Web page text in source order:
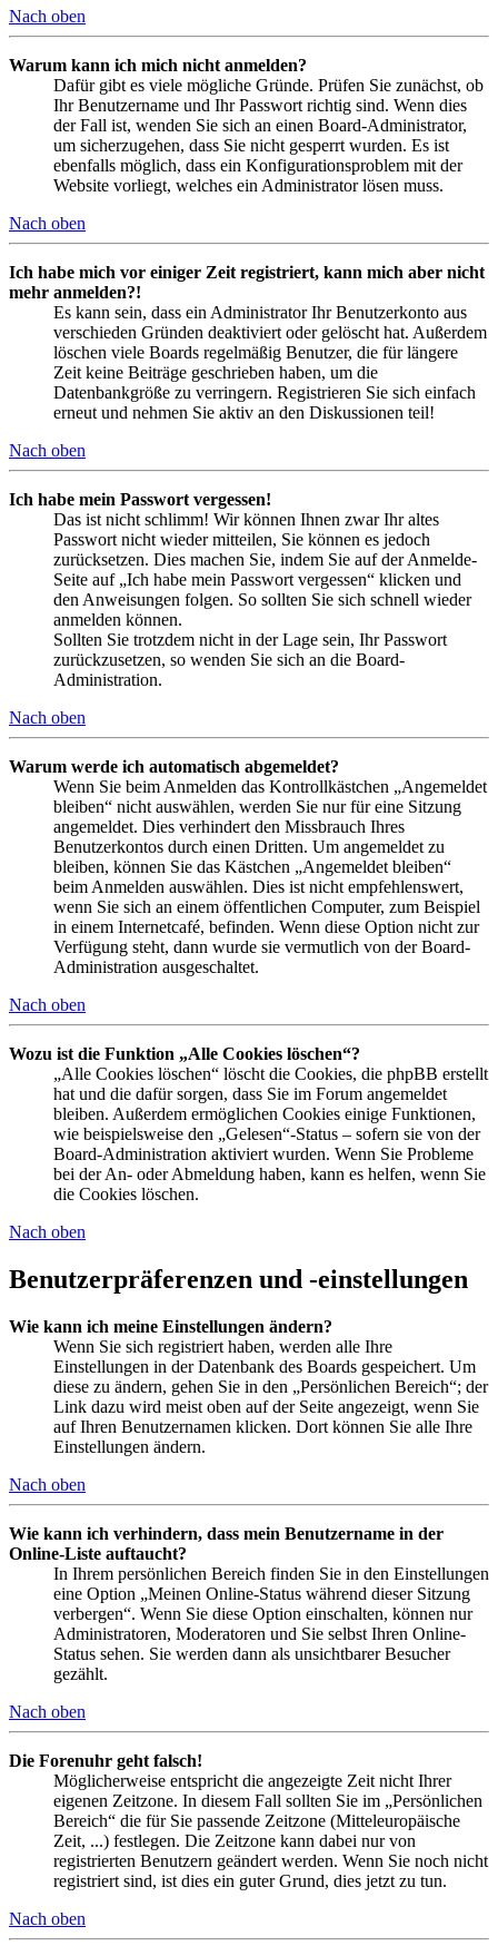
Nach oben
Warum kann ich mich nicht anmelden?
Dafür gibt es viele mögliche Gründe. Prüfen Sie zunächst, ob
Ihr Benutzername und Ihr Passwort richtig sind. Wenn dies
der Fall ist, wenden Sie sich an einen Board-Administrator,
um sicherzugehen, dass Sie nicht gesperrt wurden. Es ist
ebenfalls möglich, dass ein Konfigurationsproblem mit der
Website vorliegt, welches ein Administrator lösen muss.
Nach oben
Ich habe mich vor einiger Zeit registriert, kann mich aber nicht
mehr anmelden?!
Es kann sein, dass ein Administrator Ihr Benutzerkonto aus
verschieden Gründen deaktiviert oder gelöscht hat. Außerdem
löschen viele Boards regelmäßig Benutzer, die für längere
Zeit keine Beiträge geschrieben haben, um die
Datenbankgröße zu verringern. Registrieren Sie sich einfach
erneut und nehmen Sie aktiv an den Diskussionen teil!
Nach oben
Ich habe mein Passwort vergessen!
Das ist nicht schlimm! Wir können Ihnen zwar Ihr altes
Passwort nicht wieder mitteilen, Sie können es jedoch
zurücksetzen. Dies machen Sie, indem Sie auf der Anmelde-
Seite auf „Ich habe mein Passwort vergessen“ klicken und
den Anweisungen folgen. So sollten Sie sich schnell wieder
anmelden können.
Sollten Sie trotzdem nicht in der Lage sein, Ihr Passwort
zurückzusetzen, so wenden Sie sich an die Board-
Administration.
Nach oben
Warum werde ich automatisch abgemeldet?
Wenn Sie beim Anmelden das Kontrollkästchen „Angemeldet
bleiben“ nicht auswählen, werden Sie nur für eine Sitzung
angemeldet. Dies verhindert den Missbrauch Ihres
Benutzerkontos durch einen Dritten. Um angemeldet zu
bleiben, können Sie das Kästchen „Angemeldet bleiben“
beim Anmelden auswählen. Dies ist nicht empfehlenswert,
wenn Sie sich an einem öffentlichen Computer, zum Beispiel
in einem Internetcafé, befinden. Wenn diese Option nicht zur
Verfügung steht, dann wurde sie vermutlich von der Board-
Administration ausgeschaltet.
Nach oben
Wozu ist die Funktion „Alle Cookies löschen“?
„Alle Cookies löschen“ löscht die Cookies, die phpBB erstellt
hat und die dafür sorgen, dass Sie im Forum angemeldet
bleiben. Außerdem ermöglichen Cookies einige Funktionen,
wie beispielsweise den „Gelesen“-Status – sofern sie von der
Board-Administration aktiviert wurden. Wenn Sie Probleme
bei der An- oder Abmeldung haben, kann es helfen, wenn Sie
die Cookies löschen.
Nach oben
Benutzerpräferenzen und -einstellungen
Wie kann ich meine Einstellungen ändern?
Wenn Sie sich registriert haben, werden alle Ihre
Einstellungen in der Datenbank des Boards gespeichert. Um
diese zu ändern, gehen Sie in den „Persönlichen Bereich“; der
Link dazu wird meist oben auf der Seite angezeigt, wenn Sie
auf Ihren Benutzernamen klicken. Dort können Sie alle Ihre
Einstellungen ändern.
Nach oben
Wie kann ich verhindern, dass mein Benutzername in der
Online-Liste auftaucht?
In Ihrem persönlichen Bereich finden Sie in den Einstellungen
eine Option „Meinen Online-Status während dieser Sitzung
verbergen“. Wenn Sie diese Option einschalten, können nur
Administratoren, Moderatoren und Sie selbst Ihren Online-
Status sehen. Sie werden dann als unsichtbarer Besucher
gezählt.
Nach oben
Die Forenuhr geht falsch!
Möglicherweise entspricht die angezeigte Zeit nicht Ihrer
eigenen Zeitzone. In diesem Fall sollten Sie im „Persönlichen
Bereich“ die für Sie passende Zeitzone (Mitteleuropäische
Zeit, ...) festlegen. Die Zeitzone kann dabei nur von
registrierten Benutzern geändert werden. Wenn Sie noch nicht
registriert sind, ist dies ein guter Grund, dies jetzt zu tun.
Nach oben